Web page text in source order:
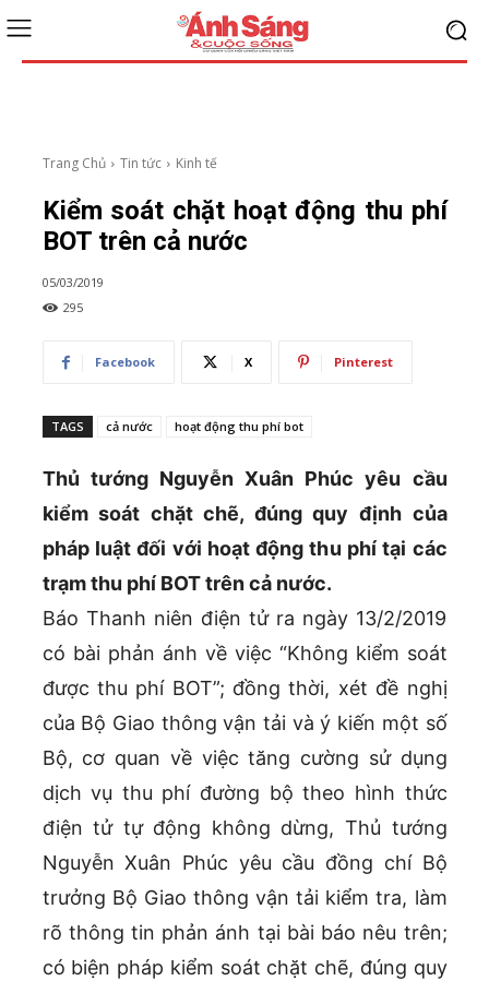
Trang Chủ Tin tức Kinh tế
Kiểm soát chặt hoạt động thu phí
BOT trên cả nước
05/03/2019
295
Facebook X Pinterest
TAGS cả nước hoạt động thu phí bot
Thủ tướng Nguyễn Xuân Phúc yêu cầu
kiểm soát chặt chẽ, đúng quy định của
pháp luật đối với hoạt động thu phí tại các
trạm thu phí BOT trên cả nước.
Báo Thanh niên điện tử ra ngày 13/2/2019
có bài phản ánh về việc “Không kiểm soát
được thu phí BOT”; đồng thời, xét đề nghị
của Bộ Giao thông vận tải và ý kiến một số
Bộ, cơ quan về việc tăng cường sử dụng
dịch vụ thu phí đường bộ theo hình thức
điện tử tự động không dừng, Thủ tướng
Nguyễn Xuân Phúc yêu cầu đồng chí Bộ
trưởng Bộ Giao thông vận tải kiểm tra, làm
rõ thông tin phản ánh tại bài báo nêu trên;
có biện pháp kiểm soát chặt chẽ, đúng quy